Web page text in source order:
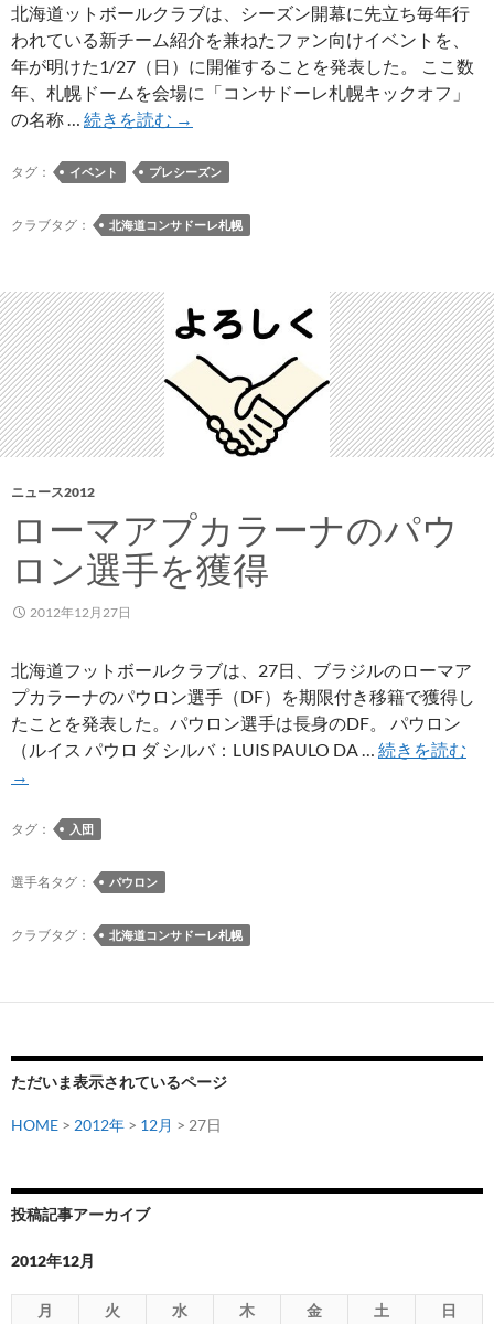
北海道ットボールクラブは、シーズン開幕に先立ち毎年行
われている新チーム紹介を兼ねたファン向けイベントを、
年が明けた1/27（日）に開催することを発表した。 ここ数
年、札幌ドームを会場に「コンサドーレ札幌キックオフ」
の名称 … 続きを読む 「2013
Preview
の
者
を
集
中
→
タグ： イベント プレシーズン
クラブタグ： 北海道コンサドーレ札幌
ニュース2012
ローマアプカラーナのパウ
ロン選手を獲得
2012年12月27日
北海道フットボールクラブは、27日、ブラジルのローマア
プカラーナのパウロン選手（DF）を期限付き移籍で獲得し
たことを発表した。パウロン選手は長身のDF。 パウロン
（ルイス パウロ ダ シルバ：LUIS PAULO DA … 続きを読む
ロ
獲
→
タグ： 入団
選手名タグ： パウロン
クラブタグ： 北海道コンサドーレ札幌
ただいま表示されているページ
HOME > 2012年 > 12月 > 27日
投稿記事アーカイブ
2012年12月
月 火 水 木 金 土
日